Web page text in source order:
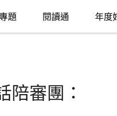
題 閱讀通 年度
審團：